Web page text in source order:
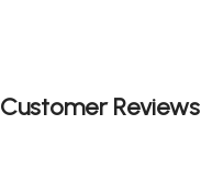
Customer Reviews